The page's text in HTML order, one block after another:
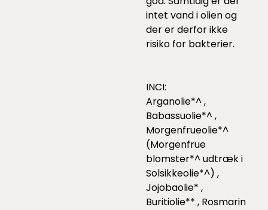
intet vand i olien og
der er derfor ikke
risiko for bakterier.
INCI:
Arganolie*^ ,
Babassuolie*^ ,
Morgenfrueolie*^
(Morgenfrue
blomster*^ udtræk i
Solsikkeolie*^) ,
Jojobaolie* ,
Buritiolie** , Rosmarin